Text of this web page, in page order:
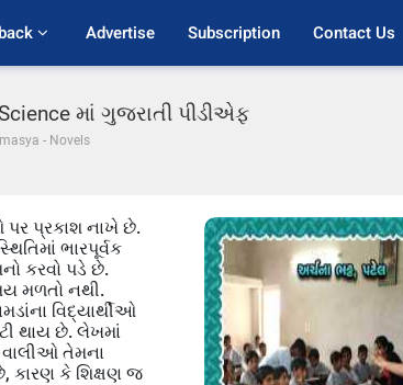
Advertise Subscription Contact Us
માં ગુજરાતી પીડીએફ
- Novels
પર પ્રકાશ નાખે છે.
ભારપૂર્વક
કરવો પડે છે.
મળતો નથી.
વિદ્યાર્થીઓ
થાય છે. લેખમાં
વાલીઓ તેમના
કારણ કે શિક્ષણ જ